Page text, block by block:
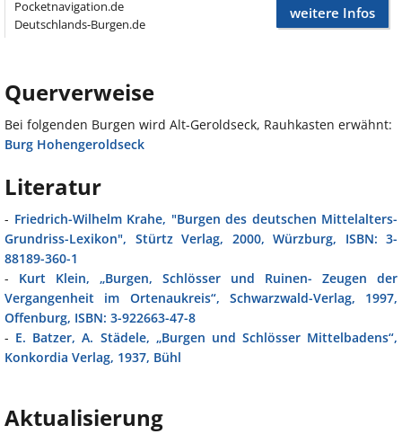
Pocketnavigation.de
Deutschlands-Burgen.de
weitere Infos
Querverweise
Bei folgenden Burgen wird Alt-Geroldseck, Rauhkasten erwähnt:
Burg Hohengeroldseck
Literatur
- Friedrich-Wilhelm Krahe, "Burgen des deutschen Mittelalters-
Grundriss-Lexikon", Stürtz Verlag, 2000, Würzburg, ISBN: 3-
88189-360-1
- Kurt Klein, „Burgen, Schlösser und Ruinen- Zeugen der
Vergangenheit im Ortenaukreis“, Schwarzwald-Verlag, 1997,
Offenburg, ISBN: 3-922663-47-8
- E. Batzer, A. Städele, „Burgen und Schlösser Mittelbadens“,
Konkordia Verlag, 1937, Bühl
Aktualisierung